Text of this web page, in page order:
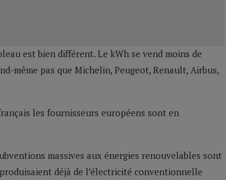
est bien différent. Le kWh se vend moins de
même pas que Michelin, Peugeot, Renault, Airbus,
les fournisseurs européens sont en
massives aux énergies renouvelables sont
déjà de l’électricité conventionnelle